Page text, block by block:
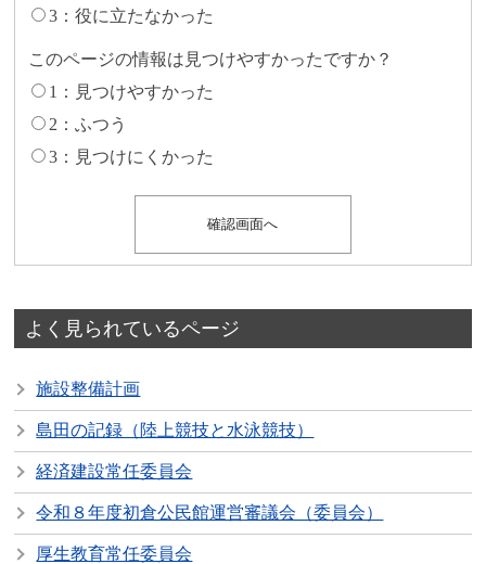
3：役に立たなかった
このページの情報は見つけやすかったですか？
1：見つけやすかった
2：ふつう
3：見つけにくかった
よく見られているページ
施設整備計画
島田の記録（陸上競技と水泳競技）
経済建設常任委員会
令和８年度初倉公民館運営審議会（委員会）
厚生教育常任委員会